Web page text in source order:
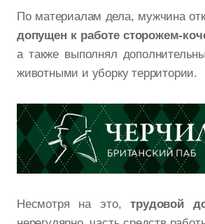
По материалам дела, мужчина
допущен к работе сторожем-
а также выполнял
животными и уборку территории.
Несмотря на это,трудовой